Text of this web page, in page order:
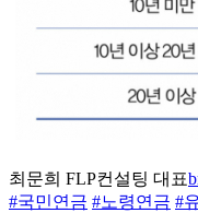
최문희 FLP컨설팅 대표
#국민연금 #노령연금 #